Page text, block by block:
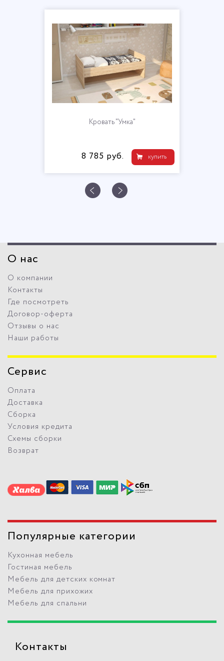
Кровать "Умка"
купить
8 785 руб.
О нас
О компании
Контакты
Где посмотреть
Договор-оферта
Отзывы о нас
Наши работы
Сервис
Оплата
Доставка
Сборка
Условия кредита
Схемы сборки
Возврат
Популярные категории
Кухонная мебель
Гостиная мебель
Мебель для детских комнат
Мебель для прихожих
Мебель для спальни
Контакты